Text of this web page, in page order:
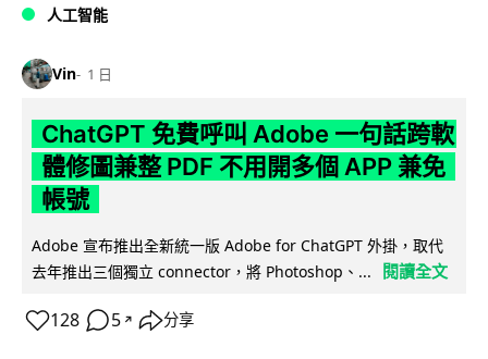
人工智能
Vin 1 日
ChatGPT 免費呼叫 Adobe 一句話跨軟
體修圖兼整 PDF 不用開多個 APP 兼免
帳號
Adobe 宣布推出全新統一版 Adobe for ChatGPT 外掛，取代
去年推出三個獨立 connector，將 Photoshop、...
閱讀全文
128 5 ↗ 分享